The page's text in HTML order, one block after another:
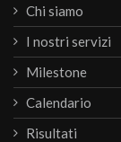
Chi siamo
I nostri servizi
Milestone
Calendario
Risultati